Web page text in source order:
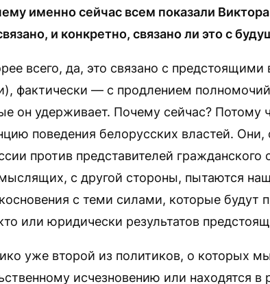
именно сейчас всем показали
и конкретно, связано ли это с
всего, да, это связано с
фактически — с продлением
он удерживает. Почему сейчас? Потому
поведения белорусских властей.
против представителей гражданского
с другой стороны, пытаются
с теми силами, которые будут
или юридически результатов
уже второй из политиков, о которых
исчезновению или находятся